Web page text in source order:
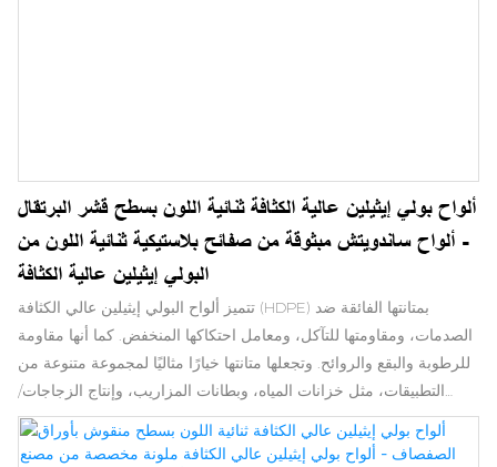
ألواح بولي إيثيلين عالية الكثافة ثنائية اللون بسطح قشر البرتقال
- ألواح ساندويتش مبثوقة من صفائح بلاستيكية ثنائية اللون من
البولي إيثيلين عالية الكثافة
تتميز ألواح البولي إيثيلين عالي الكثافة (HDPE) بمتانتها الفائقة ضد
الصدمات، ومقاومتها للتآكل، ومعامل احتكاكها المنخفض. كما أنها مقاومة
للرطوبة والبقع والروائح. وتجعلها متانتها خيارًا مثاليًا لمجموعة متنوعة من
التطبيقات، مثل خزانات المياه، وبطانات المزاريب، وإنتاج الزجاجات/
أغطيتها، والعديد من الاستخدامات الصناعية الأخرى. يوفر البولي إيثيلين
عالي الكثافة المُدمج حماية من الإشعاع في تطبيقات المنشآت النووية.